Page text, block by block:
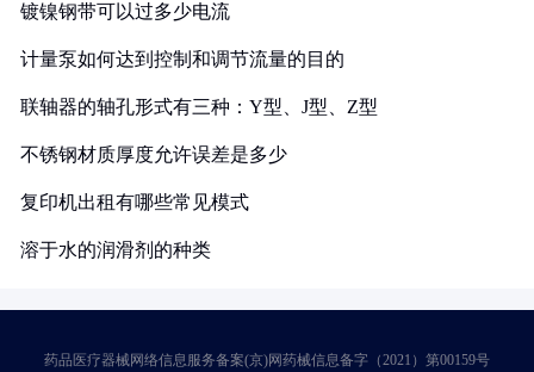
镀镍钢带可以过多少电流
计量泵如何达到控制和调节流量的目的
联轴器的轴孔形式有三种：Y型、J型、Z型
不锈钢材质厚度允许误差是多少
复印机出租有哪些常见模式
溶于水的润滑剂的种类
药品医疗器械网络信息服务备案(京)网药械信息备字（2021）第00159号